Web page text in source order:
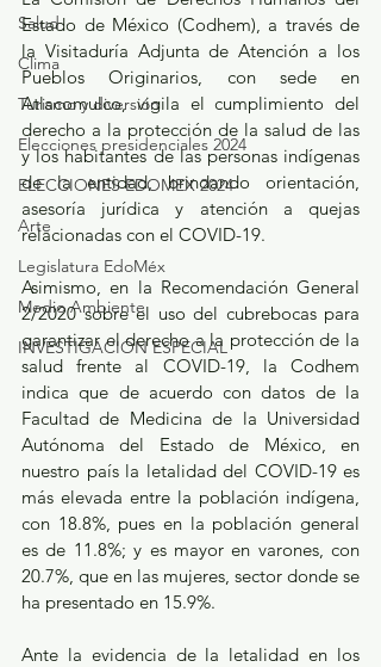
Salud
Clima
Turismo y diversión
Elecciones presidenciales 2024
ELECCIONES EDOMEX 2024
Arte
Legislatura EdoMéx
Medio Ambiente
INVESTIGACIÓN ESPECIAL
Estado de México (Codhem), a través de
la Visitaduría Adjunta de Atención a los
Pueblos Originarios, con sede en
Atlacomulco, vigila el cumplimiento del
derecho a la protección de la salud de las
y los habitantes de las personas indígenas
de la entidad, brindando orientación,
asesoría jurídica y atención a quejas
relacionadas con el COVID-19.
Asimismo, en la Recomendación General
2/2020 sobre el uso del cubrebocas para
garantizar el derecho a la protección de la
salud frente al COVID-19, la Codhem
indica que de acuerdo con datos de la
Facultad de Medicina de la Universidad
Autónoma del Estado de México, en
nuestro país la letalidad del COVID-19 es
más elevada entre la población indígena,
con 18.8%, pues en la población general
es de 11.8%; y es mayor en varones, con
20.7%, que en las mujeres, sector donde se
ha presentado en 15.9%.
Ante la evidencia de la letalidad en los